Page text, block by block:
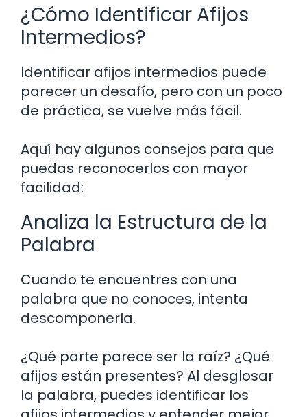
¿Cómo Identificar Afijos
Intermedios?
Identificar afijos intermedios puede
parecer un desafío, pero con un poco
de práctica, se vuelve más fácil.
Aquí hay algunos consejos para que
puedas reconocerlos con mayor
facilidad:
Analiza la Estructura de la
Palabra
Cuando te encuentres con una
palabra que no conoces, intenta
descomponerla.
¿Qué parte parece ser la raíz? ¿Qué
afijos están presentes? Al desglosar
la palabra, puedes identificar los